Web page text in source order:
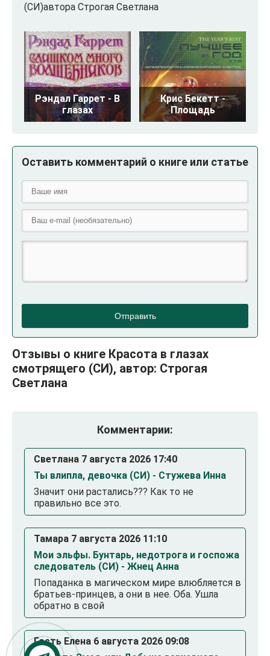
(СИ)автора Строгая Светлана
Рэндал Гаррет - В
глазах
Крис Бекетт -
Площадь
Оставить комментарий о книге или статье
Отправить
Отзывы о книге Красота в глазах
смотрящего (СИ), автор: Строгая
Светлана
Комментарии:
Светлана 7 августа 2026 17:40
Ты влипла, девочка (СИ) - Стужева Инна
Значит они растались??? Как то не
правильно все это.
Тамара 7 августа 2026 11:10
Мои эльфы. Бунтарь, недотрога и госпожа
следователь (СИ) - Жнец Анна
Попаданка в магическом мире влюбляется в
братьев-принцев, а они в нее. Оба. Ушла
обратно в свой
Гость Елена 6 августа 2026 09:08